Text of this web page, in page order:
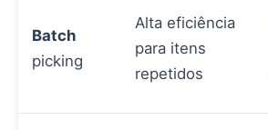
Batch
picking
Alta eficiência
para itens
repetidos